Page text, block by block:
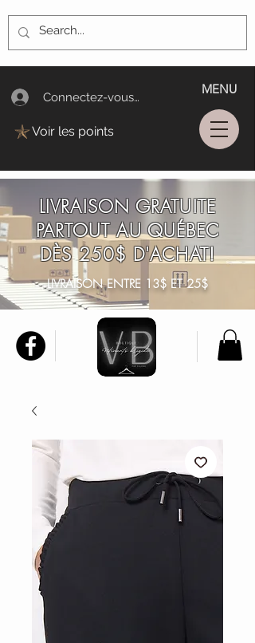
Connectez-vous/Log In
MENU
Voir les points
LIVRAISON GRATUITE
PARTOUT AU QUÉBEC
DÈS 250$ D'ACHAT!
LIVRAISON ENTRE 13$ ET 25$